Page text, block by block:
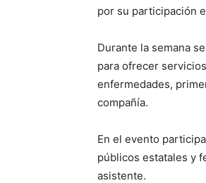
por su participación
Durante la semana
para ofrecer
enfermedades,
compañía.
En el evento
públicos estatales y
asistente.